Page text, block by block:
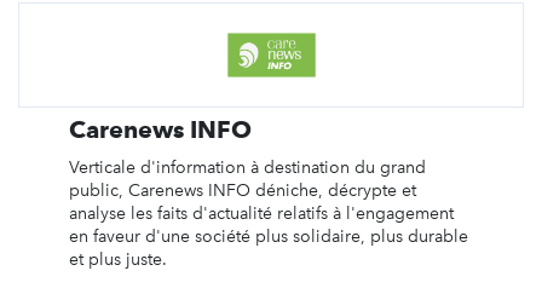
Carenews INFO
Verticale d'information à destination du grand
public, Carenews INFO déniche, décrypte et
analyse les faits d'actualité relatifs à l'engagement
en faveur d'une société plus solidaire, plus durable
et plus juste.